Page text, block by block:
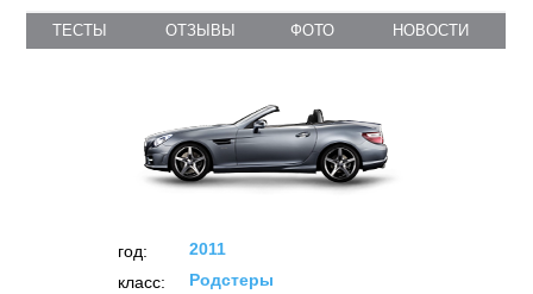
ТЕСТЫ ОТЗЫВЫ ФОТО НОВОСТИ
год:
2011
класс:
Родстеры